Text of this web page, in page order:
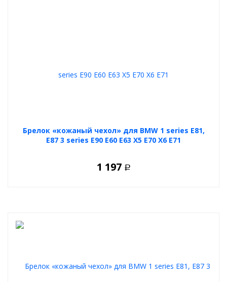
Брелок «кожаный чехол» для BMW 1 series E81,
E87 3 series E90 E60 E63 X5 E70 X6 E71
1 197 Р